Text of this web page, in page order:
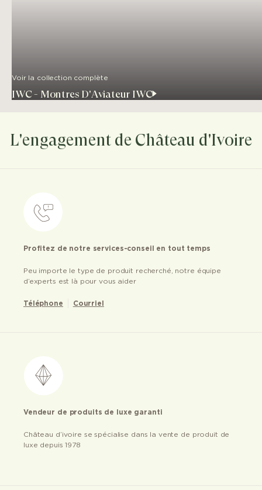
Voir la collection complète
IWC - Montres D'Aviateur IWC
L'engagement de Château d'Ivoire
Profitez de notre services-conseil en tout temps
Peu importe le type de produit recherché, notre équipe
d’experts est là pour vous aider
Téléphone Courriel
Vendeur de produits de luxe garanti
Château d’ivoire se spécialise dans la vente de produit de
luxe depuis 1978